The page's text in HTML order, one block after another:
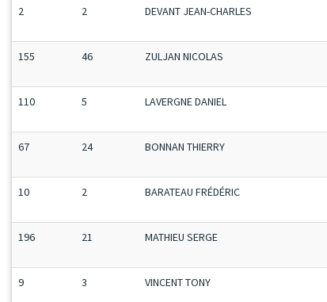
2 2 DEVANT JEAN-CHARLES
155 46 ZULJAN NICOLAS
110 5 LAVERGNE DANIEL
67 24 BONNAN THIERRY
10 2 BARATEAU FRÉDÉRIC
196 21 MATHIEU SERGE
9 3 VINCENT TONY